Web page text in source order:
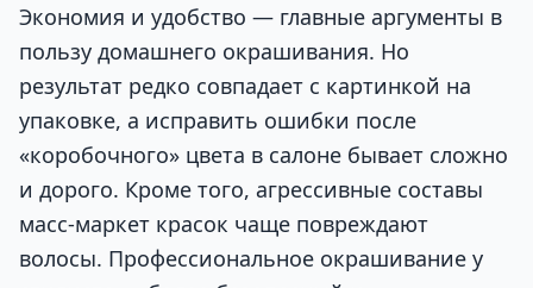
Экономия и удобство — главные аргументы в
пользу домашнего окрашивания. Но
результат редко совпадает с картинкой на
упаковке, а исправить ошибки после
«коробочного» цвета в салоне бывает сложно
и дорого. Кроме того, агрессивные составы
масс-маркет красок чаще повреждают
волосы. Профессиональное окрашивание у